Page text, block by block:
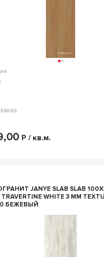
Р / кв.м.
JANYE SLAB SLAB
TRAVERTINE WHITE 3 MM
БЕЖЕВЫЙ